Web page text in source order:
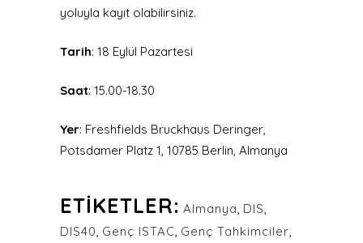
yoluyla kayıt olabilirsiniz.
Tarih: 18 Eylül Pazartesi
Saat: 15.00-18.30
Yer: Freshfields Bruckhaus Deringer,
Potsdamer Platz 1, 10785 Berlin, Almanya
ETIKETLER: Almanya DIS
DIS40 Genç ISTAC Genç Tahkimciler